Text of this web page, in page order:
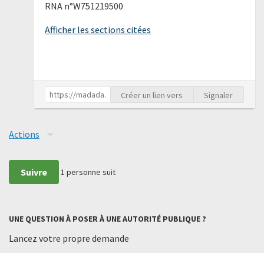
RNA n°W751219500
Afficher les sections citées
Créer un lien vers Signaler
Actions
Suivre 1 personne suit
UNE QUESTION À POSER À UNE AUTORITÉ PUBLIQUE ?
Lancez votre propre demande